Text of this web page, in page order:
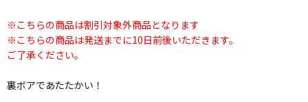
※こちらの商品は割引対象外商品となります
※こちらの商品は発送までに10日前後いただきます。
ご了承ください。
裏ボアであたたかい！